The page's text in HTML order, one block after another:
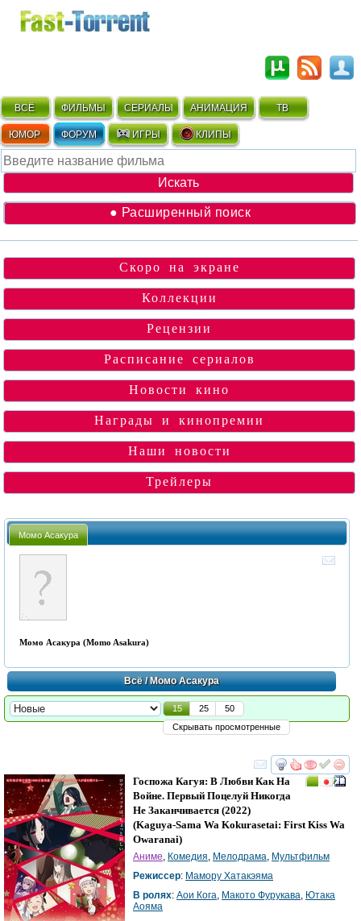
ВСЁ ФИЛЬМЫ СЕРИАЛЫ АНИМАЦИЯ ТВ
ЮМОР ФОРУМ ИГРЫ КЛИПЫ
● Расширенный поиск
Скоро на экране
Коллекции
Рецензии
Расписание сериалов
Новости кино
Награды и кинопремии
Наши новости
Трейлеры
Момо Асакура
Момо Асакура (Momo Asakura)
Всё/ Момо Асакура
15 25
50
Скрывать просмотренные
смотреть
Госпожа Кагуя: В Любви Как На
Войне. Первый Поцелуй Никогда
Не Заканчивается (2022)
(Kaguya-Sama Wa Kokurasetai: First Kiss Wa
Owaranai)
Аниме Комедия Мелодрама Мультфильм
Режиссер: Мамору Хатакэяма
В ролях: Аои Кога Макото Фурукава Ютака
Аояма